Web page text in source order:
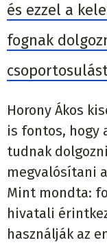
és ezzel a
fognak
Horony Ákos
is fontos, hogy
tudnak
megvalósítani
Mint mondta:
hivatali
használják az